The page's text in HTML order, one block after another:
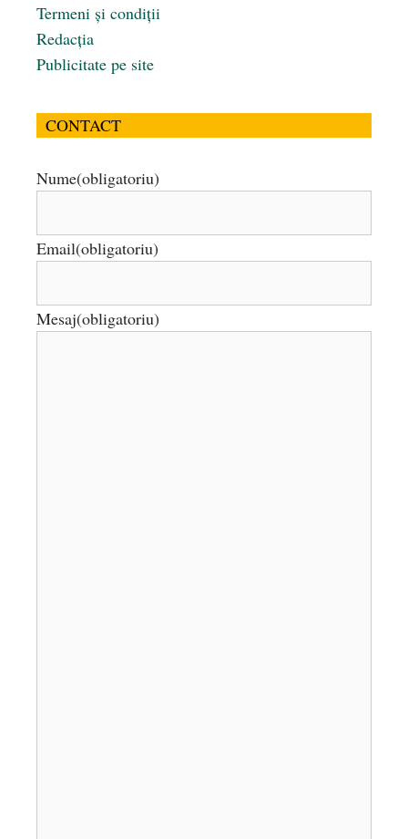
Termeni și condiții
Redacția
Publicitate pe site
CONTACT
Nume(obligatoriu)
Email(obligatoriu)
Mesaj(obligatoriu)